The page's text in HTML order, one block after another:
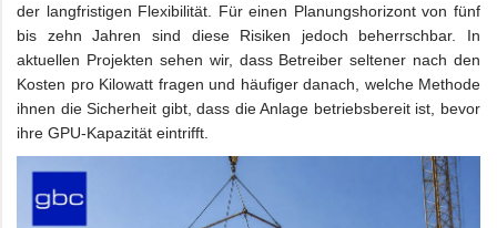
der langfristigen Flexibilität. Für einen Planungshorizont von fünf
bis zehn Jahren sind diese Risiken jedoch beherrschbar. In
aktuellen Projekten sehen wir, dass Betreiber seltener nach den
Kosten pro Kilowatt fragen und häufiger danach, welche Methode
ihnen die Sicherheit gibt, dass die Anlage betriebsbereit ist, bevor
ihre GPU-Kapazität eintrifft.